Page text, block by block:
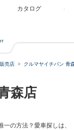
カタログ
売店 クルマヤイチバン 青
森店
一の方法？愛車探しは、